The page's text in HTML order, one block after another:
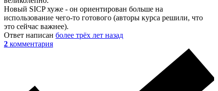
Новый SICP хуже - он ориентирован больше на
использование чего-то готового (авторы курса решили, что
это сейчас важнее).
Ответ написан более трёх лет назад
2 комментария